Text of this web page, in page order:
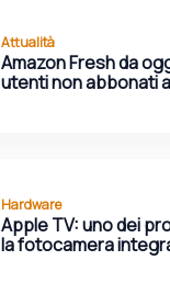
Attualità
Amazon Fresh da
utenti non abbonati
Hardware
Apple TV: uno dei
la fotocamera